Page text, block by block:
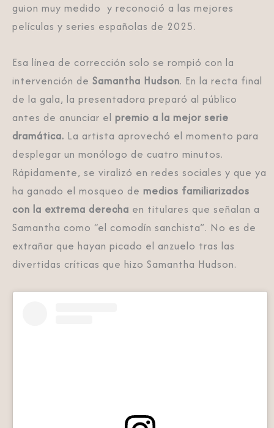
guion muy medido y reconoció a las mejores
películas y series españolas de 2025.
Esa línea de corrección solo se rompió con la
intervención de Samantha Hudson. En la recta final
de la gala, la presentadora preparó al público
antes de anunciar el premio a la mejor serie
dramática. La artista aprovechó el momento para
desplegar un monólogo de cuatro minutos.
Rápidamente, se viralizó en redes sociales y que ya
ha ganado el mosqueo de medios familiarizados
con la extrema derecha en titulares que señalan a
Samantha como “el comodín sanchista”. No es de
extrañar que hayan picado el anzuelo tras las
divertidas críticas que hizo Samantha Hudson.